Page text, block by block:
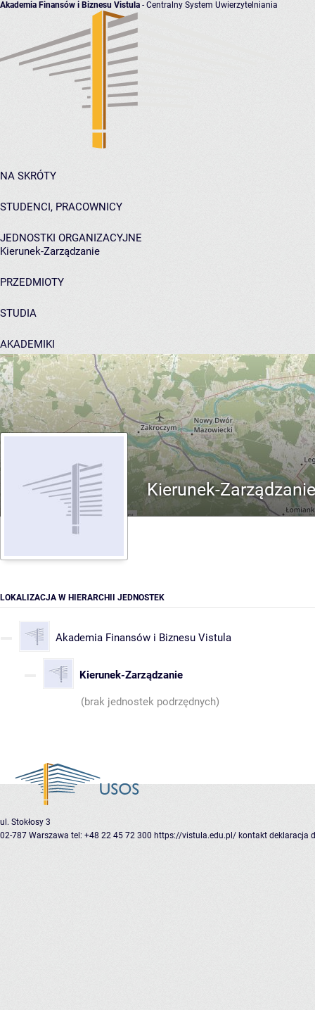
Akademia Finansów i Biznesu Vistula - Centralny System Uwierzytelniania
NA SKRÓTY
STUDENCI, PRACOWNICY
JEDNOSTKI ORGANIZACYJNE
Kierunek-Zarządzanie
PRZEDMIOTY
STUDIA
AKADEMIKI
POMOC
Kierunek-Zarządzanie
LOKALIZACJA W HIERARCHII JEDNOSTEK
Akademia Finansów i Biznesu Vistula
Kierunek-Zarządzanie
(brak jednostek podrzędnych)
ul. Stokłosy 3
02-787 Warszawa tel: +48 22 45 72 300 https://vistula.edu.pl/ kontakt deklaracja